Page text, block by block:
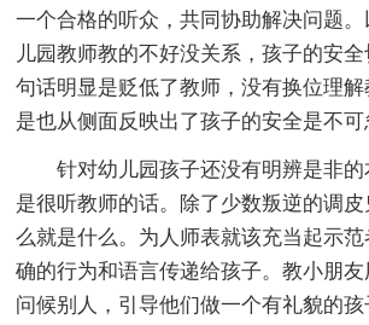
一个合格的听众，共同协助解决问题
儿园教师教的不好没关系，孩子的安
句话明显是贬低了教师，没有换位理
是也从侧面反映出了孩子的安全是不可
针对幼儿园孩子还没有明辨是非的
是很听教师的话。除了少数叛逆的调
么就是什么。为人师表就该充当起示
确的行为和语言传递给孩子。教小朋
问候别人，引导他们做一个有礼貌的